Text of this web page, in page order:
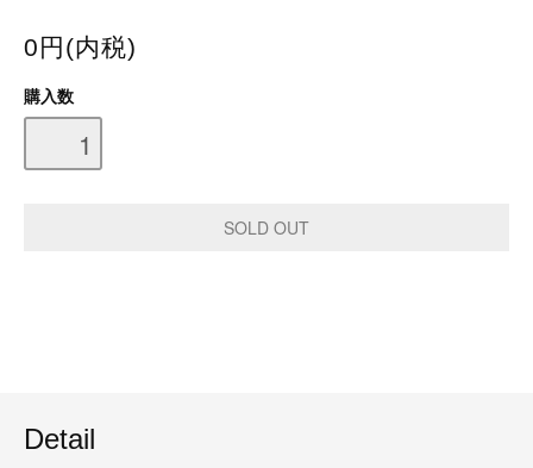
0円(内税)
購入数
Detail